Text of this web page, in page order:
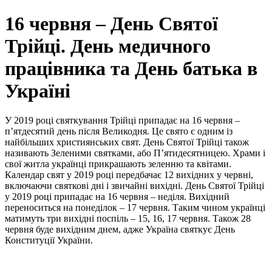
16 червня – День Святої
Трійці. День медичного
працівника та День батька в
Україні
У 2019 році святкування Трійці припадає на 16 червня –
п’ятдесятий день після Великодня. Це свято є одним із
найбільших християнських свят. День Святої Трійці також
називають Зеленими святками, або П’ятидесятницею. Храми і
свої житла українці прикрашають зеленню та квітами.
Календар свят у 2019 році передбачає 12 вихідних у червні,
включаючи святкові дні і звичайні вихідні. День Святої Трійці
у 2019 році припадає на 16 червня – неділя. Вихідний
переноситься на понеділок – 17 червня. Таким чином українці
матимуть три вихідні поспіль – 15, 16, 17 червня. Також 28
червня буде вихідним днем, адже Україна святкує День
Конституції України.